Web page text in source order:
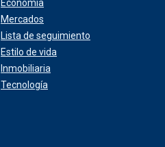
Economía
Mercados
Lista de seguimiento
Estilo de vida
Inmobiliaria
Tecnología